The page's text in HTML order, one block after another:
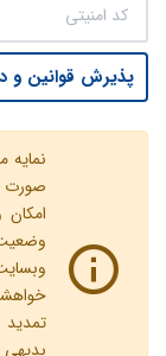
پذیرش قوانین و
صورت